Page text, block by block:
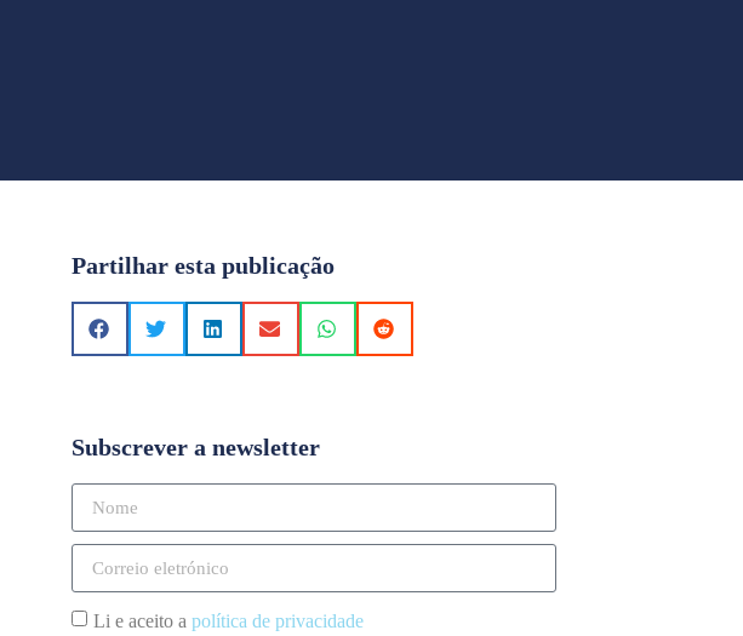
Partilhar esta publicação
Subscrever a newsletter
Li e aceito a política de privacidade